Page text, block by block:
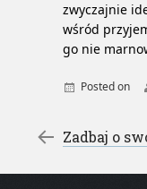
zwyczajnie
wśród
go nie
Posted on
Post
←
Zadbaj o swój sukces – bezpłatne